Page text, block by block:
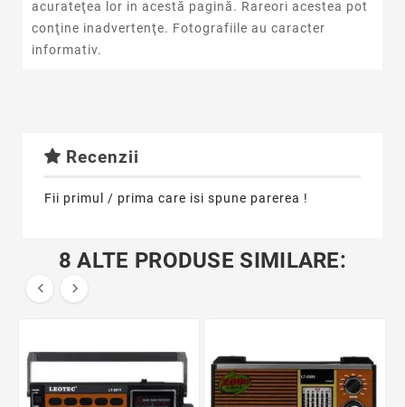
acurateţea lor in acestă pagină. Rareori acestea pot
conţine inadvertenţe. Fotografiile au caracter
informativ.
Recenzii
Fii primul / prima care isi spune parerea !
8 ALTE PRODUSE SIMILARE:
 